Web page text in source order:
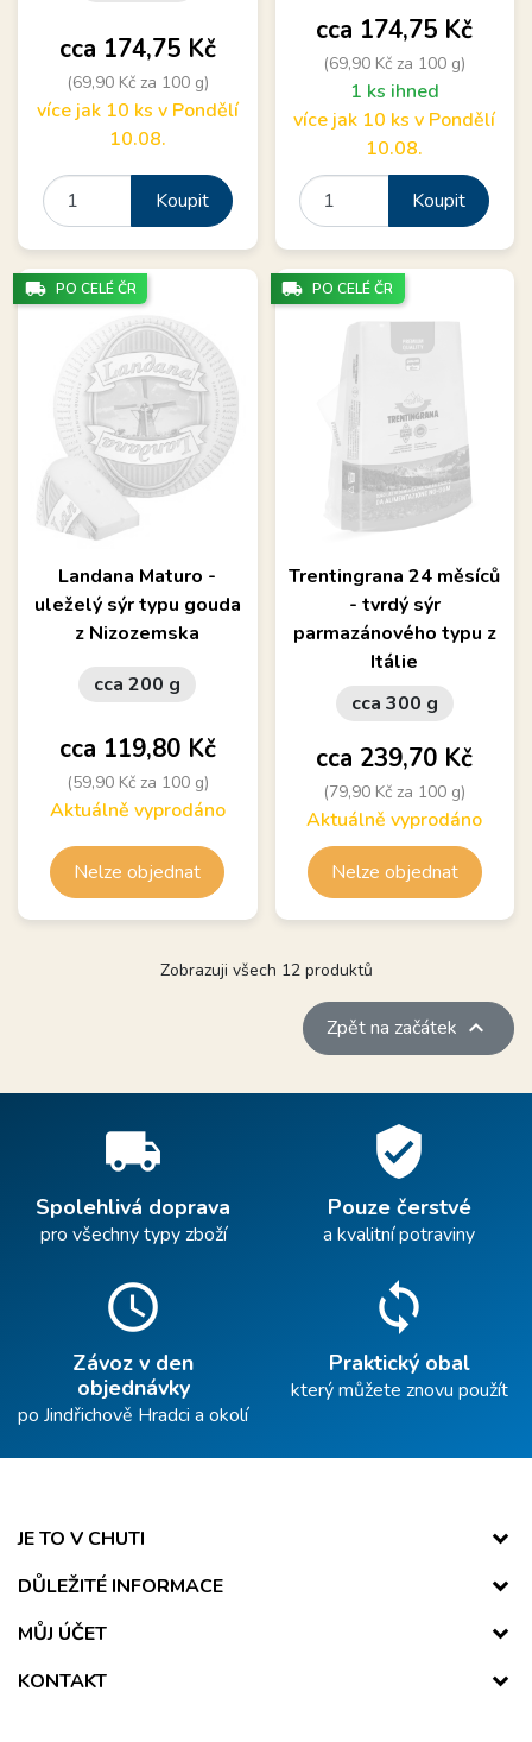
Cena
cca 174,75 Kč
(69,90 Kč za 100 g)
více jak 10 ks v Pondělí
10.08.
Koupit
Cena
cca 174,75 Kč
(69,90 Kč za 100 g)
1 ks ihned
více jak 10 ks v Pondělí
10.08.
Koupit
Landana Maturo -
uleželý sýr typu gouda
z Nizozemska
cca 200 g
Cena
cca 119,80 Kč
(59,90 Kč za 100 g)
Aktuálně vyprodáno
Nelze objednat
local_shipping PO CELÉ ČR
Trentingrana 24 měsíců
- tvrdý sýr
parmazánového typu z
Itálie
cca 300 g
Cena
cca 239,70 Kč
(79,90 Kč za 100 g)
Aktuálně vyprodáno
Nelze objednat
local_shipping PO CELÉ ČR
Zobrazuji všech 12 produktů
Zpět na začátek 
local_shipping
Spolehlivá doprava
pro všechny typy zboží
verified_user
Pouze čerstvé
a kvalitní potraviny
schedule
Závoz v den
objednávky
po Jindřichově Hradci a okolí
sync
Praktický obal
který můžete znovu použít
JE TO V CHUTI
DŮLEŽITÉ INFORMACE
MŮJ ÚČET
KONTAKT